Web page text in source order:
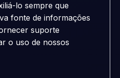
lo sempre que
fonte de informações
suporte
o uso de nossos